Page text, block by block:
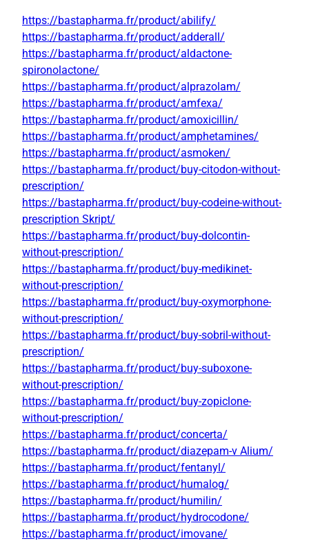
https://bastapharma.fr/product/abilify/
https://bastapharma.fr/product/adderall/
https://bastapharma.fr/product/aldactone-
spironolactone/
https://bastapharma.fr/product/alprazolam/
https://bastapharma.fr/product/amfexa/
https://bastapharma.fr/product/amoxicillin/
https://bastapharma.fr/product/amphetamines/
https://bastapharma.fr/product/asmoken/
https://bastapharma.fr/product/buy-citodon-without-
prescription/
https://bastapharma.fr/product/buy-codeine-without-
prescription Skript/
https://bastapharma.fr/product/buy-dolcontin-
without-prescription/
https://bastapharma.fr/product/buy-medikinet-
without-prescription/
https://bastapharma.fr/product/buy-oxymorphone-
without-prescription/
https://bastapharma.fr/product/buy-sobril-without-
prescription/
https://bastapharma.fr/product/buy-suboxone-
without-prescription/
https://bastapharma.fr/product/buy-zopiclone-
without-prescription/
https://bastapharma.fr/product/concerta/
https://bastapharma.fr/product/diazepam-v Alium/
https://bastapharma.fr/product/fentanyl/
https://bastapharma.fr/product/humalog/
https://bastapharma.fr/product/humilin/
https://bastapharma.fr/product/hydrocodone/
https://bastapharma.fr/product/imovane/